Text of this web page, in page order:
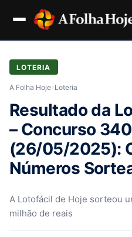
LOTERIA
A Folha Hoje› Loteria
Resultado da
– Concurso
(26/05/2025):
Números
A Lotofácil de Hoje sorteou
milhão de reais